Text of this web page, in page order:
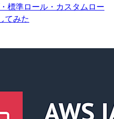
標準ロール・カスタムロー
てみた